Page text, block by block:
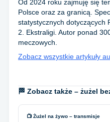
Od 2024 roku zajmuję się
Polsce oraz za granicą.
statystycznych dotyczących
2. Ekstraligi. Autor ponad
meczowych.
Zobacz wszystkie artykuły
🏁 Zobacz także – żużel
📺 Żużel na żywo – transmisje